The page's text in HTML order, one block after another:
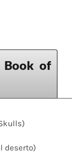
Book of
deserto)